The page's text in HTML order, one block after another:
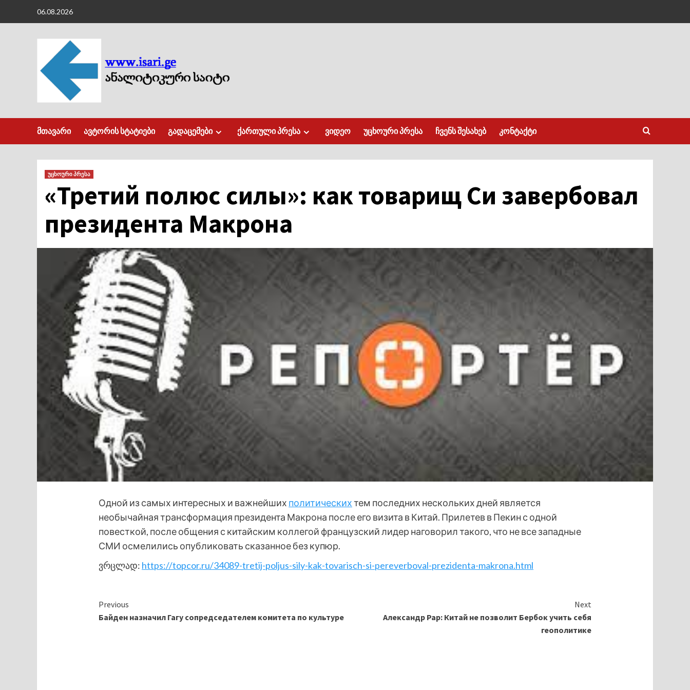
06.08.2026
მთავარი ავტორის სტატიები გადაცემები ქართული პრესა ვიდეო უცხოური პრესა ჩვენს შესახებ კონტაქტი
უცხოური პრესა
«Третий полюс силы»: как товарищ Си завербовал
президента Макрона
Одной из самых интересных и важнейших политическихтем последних нескольких дней является
необычайная трансформация президента Макрона после его визита в Китай. Прилетев в Пекин с одной
повесткой, после общения с китайским коллегой французский лидер наговорил такого, что не все западные
СМИ осмелились опубликовать сказанное без купюр.
ვრცლად: https://topcor.ru/34089-tretij-poljus-sily-kak-tovarisch-si-pereverboval-prezidenta-makrona.html
Continue
Reading
Previous
Байден назначил Гагу сопредседателем комитета по культуре
Next
Александр Рар: Китай не позволит Бербок учить себя
геополитике